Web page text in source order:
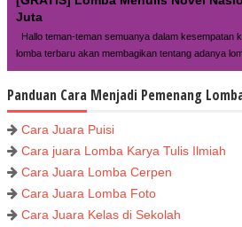
Juta
Hallo teman-teman semuanya dalam kesempatan
lomba terbaru akan membagikan tentang adanya
Panduan Cara Menjadi Pemenang
Cara Juara Puisi
Cara juara Lomba Karya Tulis Ilmiah
Cara Juara Lomba Cerpen
Cara Juara Lomba Foto
Cara Juara Kelas di Sekolah